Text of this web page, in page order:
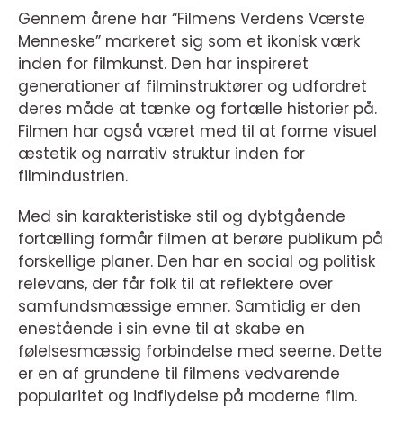
Gennem årene har “Filmens Verdens Værste
Menneske” markeret sig som et ikonisk værk
inden for filmkunst. Den har inspireret
generationer af filminstruktører og udfordret
deres måde at tænke og fortælle historier på.
Filmen har også været med til at forme visuel
æstetik og narrativ struktur inden for
filmindustrien.
Med sin karakteristiske stil og dybtgående
fortælling formår filmen at berøre publikum på
forskellige planer. Den har en social og politisk
relevans, der får folk til at reflektere over
samfundsmæssige emner. Samtidig er den
enestående i sin evne til at skabe en
følelsesmæssig forbindelse med seerne. Dette
er en af grundene til filmens vedvarende
popularitet og indflydelse på moderne film.